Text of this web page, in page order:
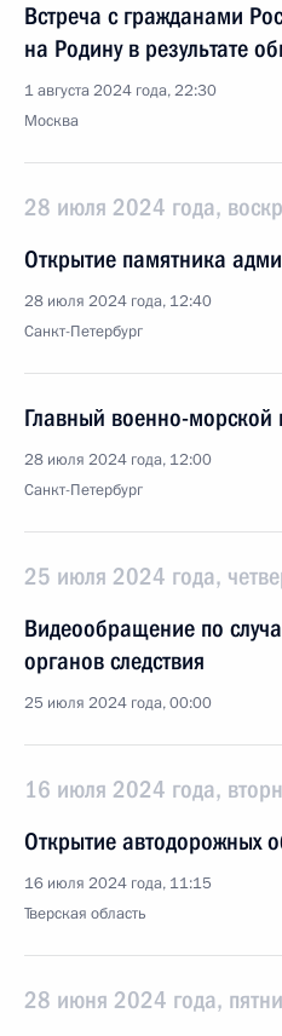
Встреча с гражданами
на Родину в результате
1 августа 2024 года, 22:30
Москва
28 июля 2024 года,
Открытие памятника
28 июля 2024 года, 12:40
Санкт-Петербург
Главный военно-морской
28 июля 2024 года, 12:00
Санкт-Петербург
25 июля 2024 года,
Видеообращение по
органов следствия
25 июля 2024 года, 00:00
16 июля 2024 года,
Открытие автодорожных
16 июля 2024 года, 11:15
Тверская область
28 июня 2024 года,